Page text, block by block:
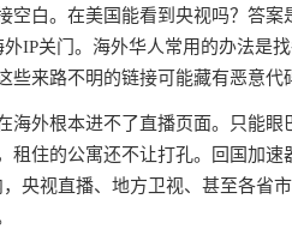
白。在美国能看到央视吗？答
IP关门。海外华人常用的办法是
来路不明的链接可能藏有恶意代
海外根本进不了直播页面。只能
租住的公寓还不让打孔。回国加
央视直播、地方卫视、甚至各省